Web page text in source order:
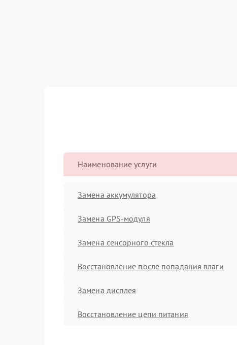
Наименование услуги
Замена аккумулятора
Замена GPS-модуля
Замена сенсорного стекла
Восстановление после попадания влаги
Замена дисплея
Восстановление цепи питания